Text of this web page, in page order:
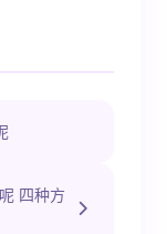
四种方